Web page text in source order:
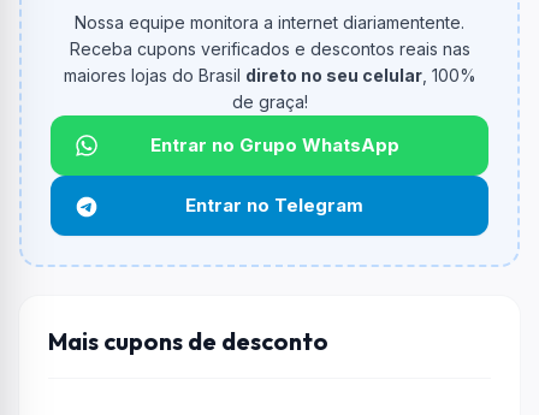
Qual é o valor minimo de compra?
O valor minimo de compra é R$ 29,00.
Qual é o desconto máximo?
Não informado ou sem limite.
Funciona em qualquer produto?
Não necessariamente. Depende de itens participantes
e alguns vendedores ou produtos especificos podem
não aceitar cupons.
Nossa equipe monitora a internet diariamentente.
Receba cupons verificados e descontos reais nas
maiores lojas do Brasil direto no seu celular, 100%
de graça!
Entrar no Grupo WhatsApp
Entrar no Telegram
Mais cupons de desconto